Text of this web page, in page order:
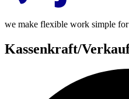
we make flexible work simple
Kassenkraft/